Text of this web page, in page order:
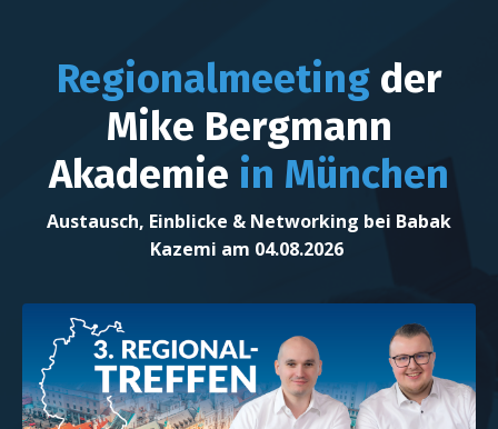
Regionalmeeting der
Mike Bergmann
Akademie in München
Austausch, Einblicke & Networking bei Babak
Kazemi am 04.08.2026